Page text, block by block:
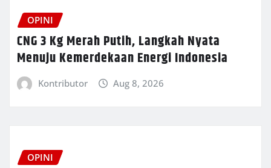
OPINI
CNG 3 Kg Merah Putih, Langkah Nyata
Menuju Kemerdekaan Energi Indonesia
Kontributor Aug 8, 2026
OPINI